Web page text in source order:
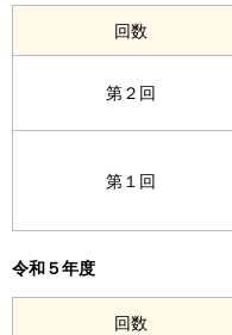
回数
第２回
第１回
令和５年度
回数